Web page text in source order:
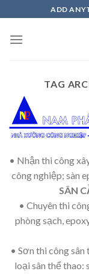
to
content
ADD
TAG
• Nhận thi công
công nghiệp; sàn
SÂN
• Chuyên thi
phòng sạch,
• Sơn thi công
loại sân thể thao: